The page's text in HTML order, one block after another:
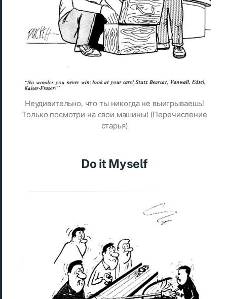
Неудивительно, что ты никогда не выигрываешь!
Только посмотри на свои машины! (Перечисление
старья)
Do it Myself